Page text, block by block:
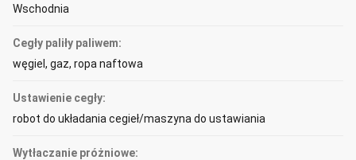
Wschodnia
Cegły paliły paliwem:
węgiel, gaz, ropa naftowa
Ustawienie cegły:
robot do układania cegieł/maszyna do ustawiania
Wytłaczanie próżniowe: